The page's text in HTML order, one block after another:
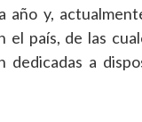
año y,
el país, de las
dedicadas a